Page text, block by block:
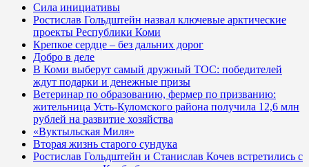
Сила инициативы
Ростислав Гольдштейн назвал ключевые арктические
проекты Республики Коми
Крепкое сердце – без дальних дорог
Добро в деле
В Коми выберут самый дружный ТОС: победителей
ждут подарки и денежные призы
Ветеринар по образованию, фермер по призванию:
жительница Усть-Куломского района получила 12,6 млн
рублей на развитие хозяйства
«Вуктыльская Миля»
Вторая жизнь старого сундука
Ростислав Гольдштейн и Станислав Кочев встретились с